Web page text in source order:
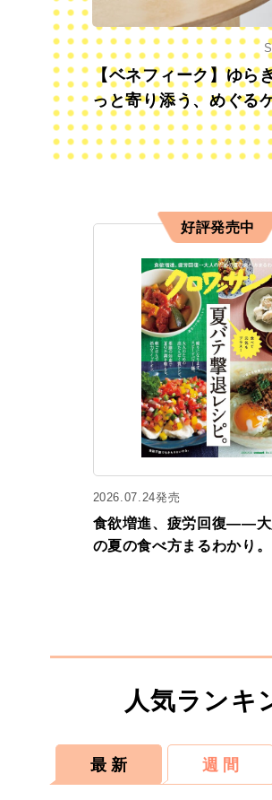
【ベネフィーク】ゆら
っと寄り添う、めぐる
心も前向きに
好評発売中
2026.07.24発売
食欲増進、疲労回復——大
の夏の食べ方まるわかり。
人気ランキ
最 新 週 間